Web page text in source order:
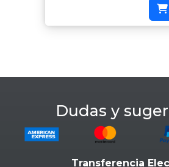
Dudas y
Transferencia